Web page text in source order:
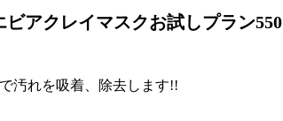
アクレイマスクお試しプラン550
汚れを吸着、除去します!!